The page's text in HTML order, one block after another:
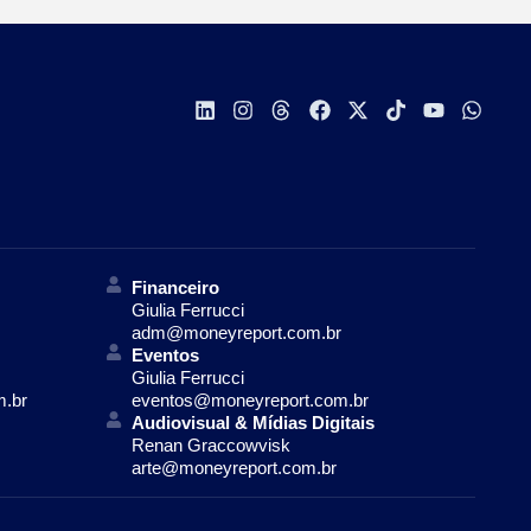
Financeiro
Giulia Ferrucci
adm@moneyreport.com.br
Eventos
Giulia Ferrucci
eventos@moneyreport.com.br
Audiovisual & Mídias Digitais
Renan Graccowvisk
arte@moneyreport.com.br